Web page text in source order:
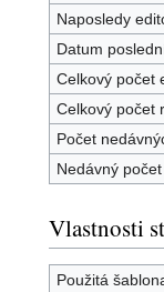
Naposledy
Datum
Celkový počet
Celkový počet
Počet
Nedávný
Vlastnosti
Použitá